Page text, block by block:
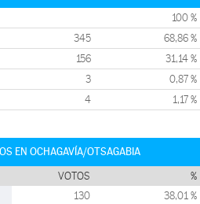
100 %
345 68,86 %
156 31,14 %
3 0,87 %
4 1,17 %
EN OCHAGAVÍA/OTSAGABIA
VOTOS %
130 38,01 %